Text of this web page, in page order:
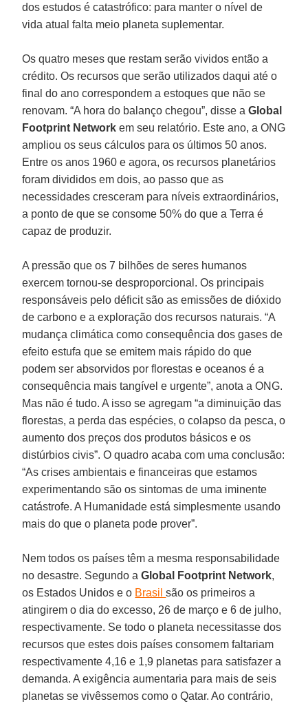
dos estudos é catastrófico: para manter o nível de
vida atual falta meio planeta suplementar.
Os quatro meses que restam serão vividos então a
crédito. Os recursos que serão utilizados daqui até o
final do ano correspondem a estoques que não se
renovam. “A hora do balanço chegou”, disse aGlobal
Footprint Network em seu relatório. Este ano, a ONG
ampliou os seus cálculos para os últimos 50 anos.
Entre os anos 1960 e agora, os recursos planetários
foram divididos em dois, ao passo que as
necessidades cresceram para níveis extraordinários,
a ponto de que se consome 50% do que a Terra é
capaz de produzir.
A pressão que os 7 bilhões de seres humanos
exercem tornou-se desproporcional. Os principais
responsáveis pelo déficit são as emissões de dióxido
de carbono e a exploração dos recursos naturais. “A
mudança climática como consequência dos gases de
efeito estufa que se emitem mais rápido do que
podem ser absorvidos por florestas e oceanos é a
consequência mais tangível e urgente”, anota a ONG.
Mas não é tudo. A isso se agregam “a diminuição das
florestas, a perda das espécies, o colapso da pesca, o
aumento dos preços dos produtos básicos e os
distúrbios civis”. O quadro acaba com uma conclusão:
“As crises ambientais e financeiras que estamos
experimentando são os sintomas de uma iminente
catástrofe. A Humanidade está simplesmente usando
mais do que o planeta pode prover”.
Nem todos os países têm a mesma responsabilidade
no desastre. Segundo aGlobal Footprint Network,
os Estados Unidos e o Brasilsão os primeiros a
atingirem o dia do excesso, 26 de março e 6 de julho,
respectivamente. Se todo o planeta necessitasse dos
recursos que estes dois países consomem faltariam
respectivamente 4,16 e 1,9 planetas para satisfazer a
demanda. A exigência aumentaria para mais de seis
planetas se vivêssemos como o Qatar. Ao contrário,